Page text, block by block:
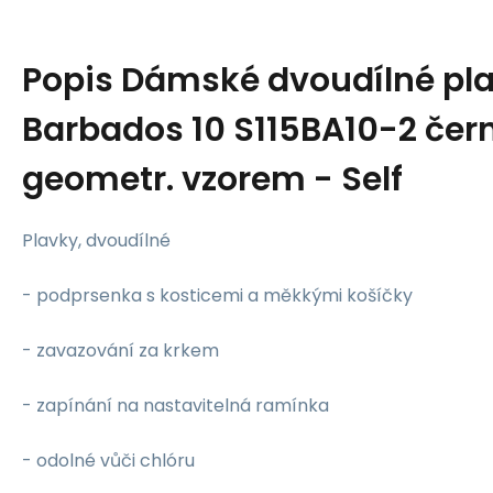
Popis Dámské dvoudílné
Barbados 10 S115BA10-2
geometr. vzorem - Self
Plavky, dvoudílné
- podprsenka s kosticemi a měkkými košíčky
- zavazování za krkem
- zapínání na nastavitelná ramínka
- odolné vůči chlóru